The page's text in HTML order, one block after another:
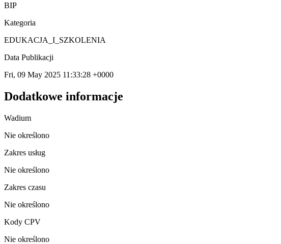
BIP
Kategoria
EDUKACJA_I_SZKOLENIA
Data Publikacji
Fri, 09 May 2025 11:33:28 +0000
Dodatkowe informacje
Wadium
Nie określono
Zakres usług
Nie określono
Zakres czasu
Nie określono
Kody CPV
Nie określono